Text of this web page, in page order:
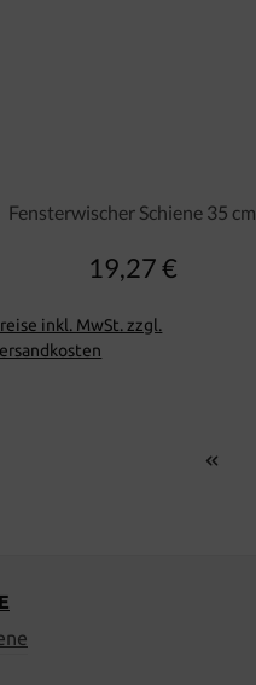
Fensterwischer Schiene 35 cm
Regulärer Preis:
19,27 €
inkl. MwSt. zzgl.